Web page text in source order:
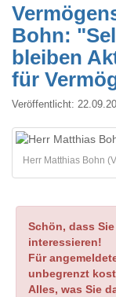
Bohn:
bleiben
für
Veröffentlicht:
Herr Matthias Bohn
Schön, dass
interessieren!
Für
unbegrenzt
Alles, was Sie